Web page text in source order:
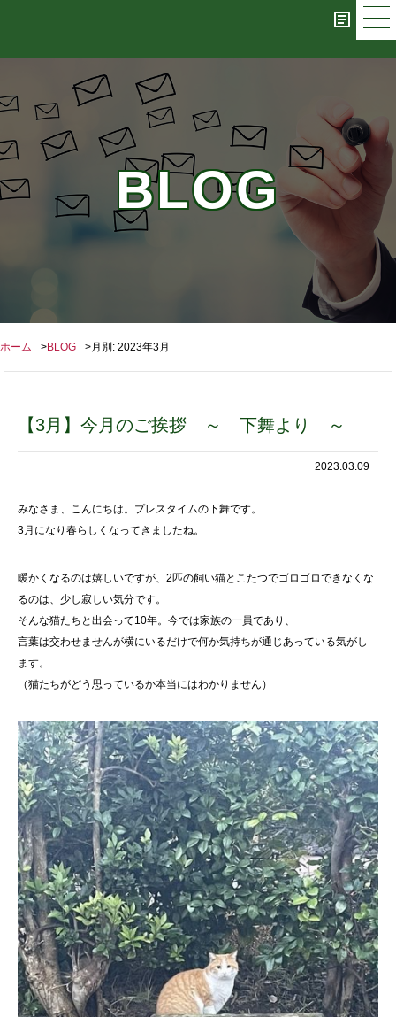
BLOG
ホーム BLOG 月別: 2023年3月
【3月】今月のご挨拶 ～ 下舞より ～
2023.03.09
みなさま、こんにちは。プレスタイムの下舞です。
3月になり春ら しくなってきましたね。
暖かくなるのは嬉しいですが、2匹の飼い猫とこたつでゴロゴロできなくな
るのは、少し寂しい気分です。
そんな猫たちと出会って10年。今では家族の一員であり、
言葉は交わせませんが横にいるだけで何か気持ちが通じあっている気がし
ます。
（猫たちがどう思っているか本当にはわかりません）